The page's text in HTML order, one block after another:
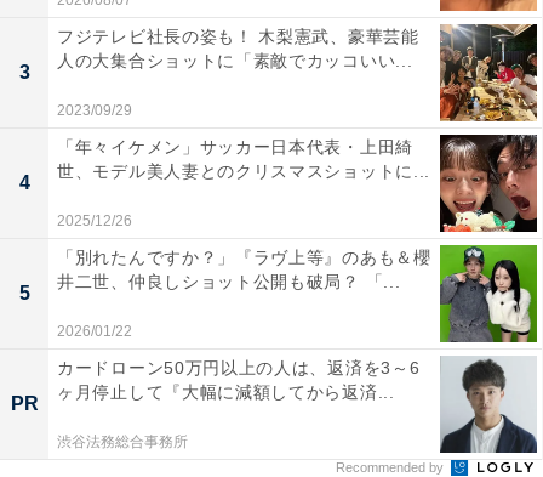
3
フジテレビ社長の姿も！ 木梨憲武、豪華芸能
人の大集合ショットに「素敵でカッコいい...
2023/09/29
4
「年々イケメン」サッカー日本代表・上田綺
世、モデル美人妻とのクリスマスショットに...
2025/12/26
5
「別れたんですか？」『ラヴ上等』のあも＆櫻
井二世、仲良しショット公開も破局？ 「...
2026/01/22
PR
カードローン50万円以上の人は、返済を3～6
ヶ月停止して『大幅に減額してから返済...
渋谷法務総合事務所
Recommended by